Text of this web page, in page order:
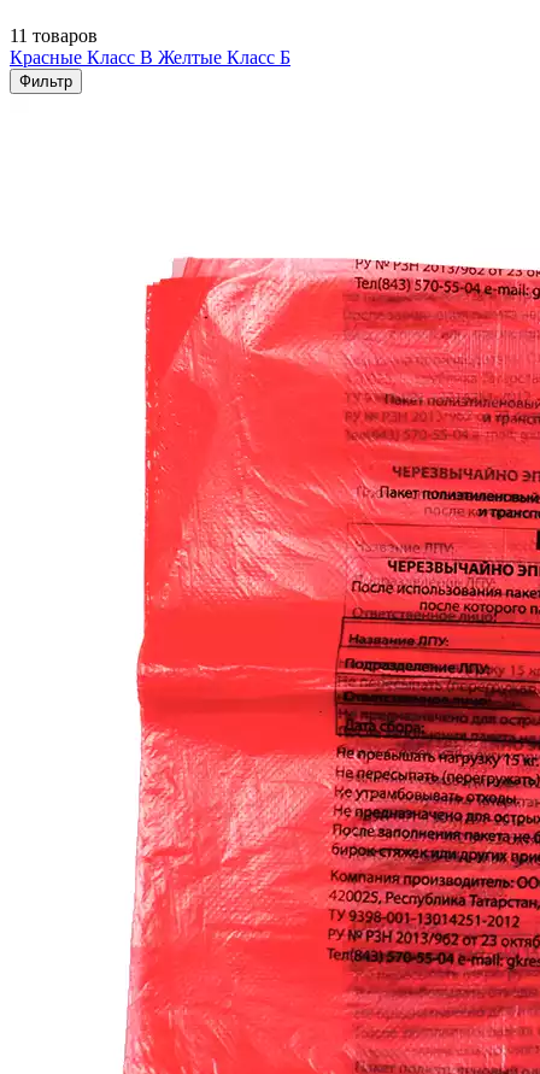
11 товаров
Красные Класс В Желтые Класс Б
Фильтр